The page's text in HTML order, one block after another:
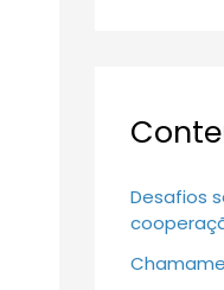
Desafios